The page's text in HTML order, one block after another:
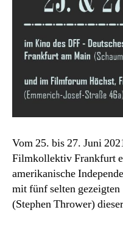
Vom 25. bis 27. Juni
Filmkollektiv Frankfurt
amerikanische
mit fünf selten gezeigten
(Stephen Thrower)